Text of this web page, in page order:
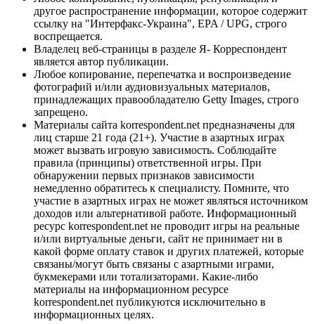
другое распространение информации, которое содержит
ссылку на "Интерфакс-Украина", EPA / UPG, строго
воспрещается.
Владелец веб-страницы в разделе Я- Корреспондент
является автор публикации.
Любое копирование, перепечатка и воспроизведение
фотографий и/или аудиовизуальных материалов,
принадлежащих правообладателю Getty Images, строго
запрещено.
Материалы сайта korrespondent.net предназначены для
лиц старше 21 года (21+). Участие в азартных играх
может вызвать игровую зависимость. Соблюдайте
правила (принципы) ответственной игры. При
обнаружении первых признаков зависимости
немедленно обратитесь к специалисту. Помните, что
участие в азартных играх не может являться источником
доходов или альтернативой работе. Информационный
ресурс korrespondent.net не проводит игры на реальные
и/или виртуальные деньги, сайт не принимает ни в
какой форме оплату ставок и других платежей, которые
связаны/могут быть связаны с азартными играми,
букмекерами или тотализаторами. Какие-либо
материалы на информационном ресурсе
korrespondent.net публикуются исключительно в
информационных целях.